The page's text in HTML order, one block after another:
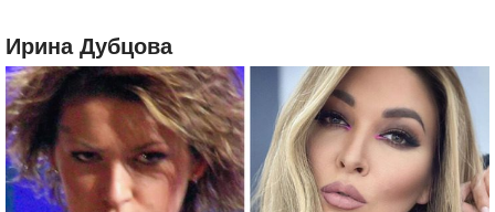
Ирина Дубцова